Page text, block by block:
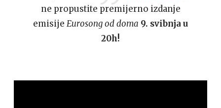
ne propustite premijerno izdanje
emisije Eurosong od doma 9. svibnja u
20h!